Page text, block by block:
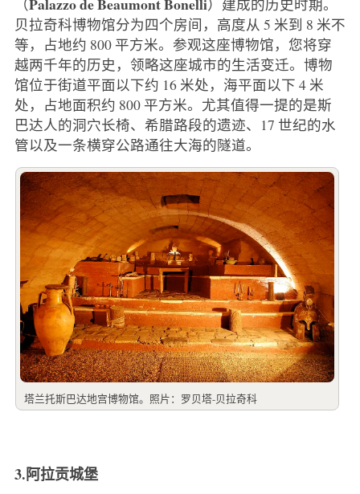
贝拉奇科博物馆分为四个房间，高度从 5 米到 8 米不
等，占地约 800 平方米。参观这座博物馆，您将穿
越两千年的历史，领略这座城市的生活变迁。博物
馆位于街道平面以下约 16 米处，海平面以下 4 米
处，占地面积约 800 平方米。尤其值得一提的是斯
巴达人的洞穴长椅、希腊路段的遗迹、17 世纪的水
管以及一条横穿公路通往大海的隧道。
塔兰托斯巴达地宫博物馆。照片：罗贝塔-贝拉奇科
3.阿拉贡城堡